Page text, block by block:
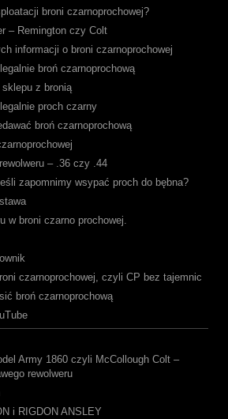
broni czarnoprochowej?
– Remington czy Colt
informacji o broni czarnoprochowej
broń czarnoprochową
z bronią
proch czarny
broń czarnoprochową
– .36 czy .44
zapomnimy wsypać proch do bębna?
w broni czarno prochowej.
czarnoprochowej, czyli CP bez tajemnic
broń czarnoprochową
Army 1860 czyli McCollough Colt –
rewolweru
i RIGDON ANSLEY